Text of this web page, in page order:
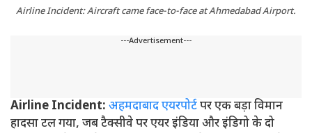
Airline Incident: Aircraft came face-to-face at Ahmedabad Airport.
---Advertisement---
Airline Incident: अहमदाबाद एयरपोर्टपर एक बड़ा विमान
हादसा टल गया, जब टैक्सीवे पर एयर इंडिया और इंडिगो के दो